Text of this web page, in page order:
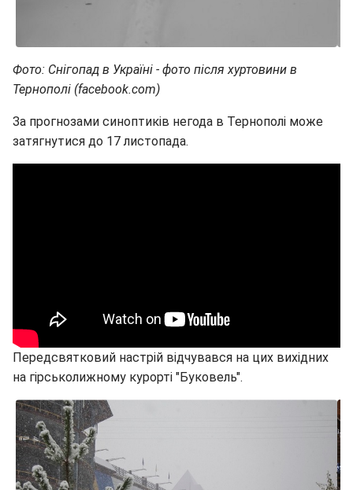
Фото: Снігопад в Україні - фото після хуртовини в
Тернополі (facebook.com)
За прогнозами синоптиків негода в Тернополі може
затягнутися до 17 листопада.
Передсвятковий настрій відчувався на цих вихідних
на гірськолижному курорті "Буковель".